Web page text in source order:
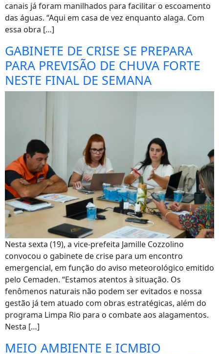
canais já foram manilhados para facilitar o escoamento
das águas. “Aqui em casa de vez enquanto alaga. Com
essa obra […]
GABINETE DE CRISE SE PREPARA
PARA PREVISÃO DE CHUVA FORTE
NESTE FINAL DE SEMANA
Nesta sexta (19), a vice-prefeita Jamille Cozzolino
convocou o gabinete de crise para um encontro
emergencial, em função do aviso meteorológico emitido
pelo Cemaden. “Estamos atentos à situação. Os
fenômenos naturais não podem ser evitados e nossa
gestão já tem atuado com obras estratégicas, além do
programa Limpa Rio para o combate aos alagamentos.
Nesta […]
MEIO AMBIENTE E ICMBIO